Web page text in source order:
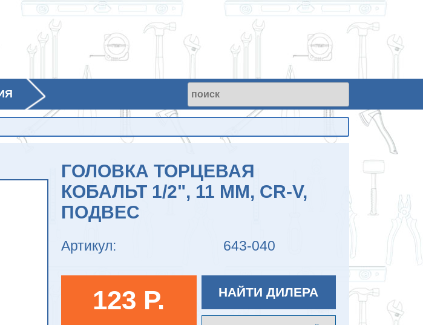
ГОЛОВКА ТОРЦЕВАЯ
КОБАЛЬТ 1/2", 11 ММ, CR-V,
ПОДВЕС
Артикул: 643-040
123 P. НАЙТИ ДИЛЕРА